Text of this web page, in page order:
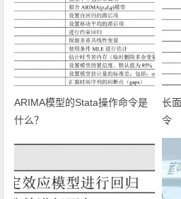
ARIMA模型的Stata操作命令是
什么？
长
令